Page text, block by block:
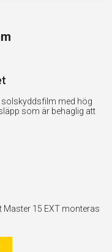
solskyddsfilm med hög
som är behaglig att
Master 15 EXT monteras